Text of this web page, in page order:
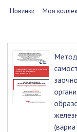
Новинки Моя